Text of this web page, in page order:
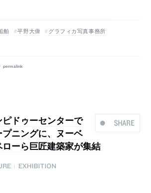
舶 平野大偉 グラフィカ写真事務所
permalink
SHARE
ドゥーセンターで
ニングに、ヌーベ
ーら巨匠建築家が集結
EXHIBITION